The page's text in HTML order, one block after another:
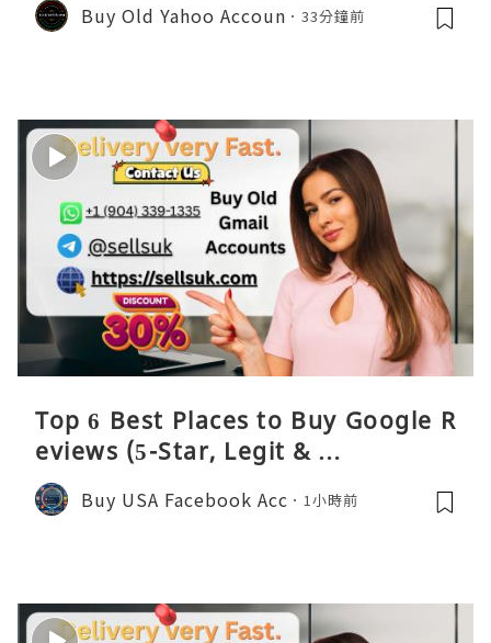
Buy Old Yahoo Accoun 33分鐘前
Top 6 Best Places to Buy Google R
eviews (5-Star, Legit & …
Buy USA Facebook Acc 1小時前